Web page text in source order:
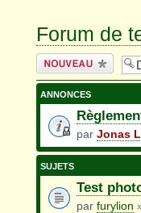
Forum de
Écrire un
nouveau sujet
ANNONCES
par Jonas
SUJETS
Test
par furylion